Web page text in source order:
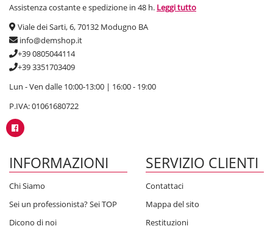
Assistenza costante e spedizione in 48 h. Leggi tutto
Viale dei Sarti, 6, 70132 Modugno BA
info@demshop.it
+39 0805044114
+39 3351703409
Lun - Ven dalle 10:00-13:00 | 16:00 - 19:00
P.IVA: 01061680722
INFORMAZIONI
Chi Siamo
Sei un professionista? Sei TOP
Dicono di noi
SERVIZIO CLIENTI
Contattaci
Mappa del sito
Restituzioni